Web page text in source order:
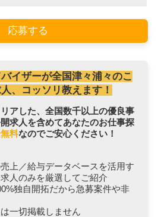
応募する
イザーが全国津々浦々のこ
、コッソリ教えます！
アした、全国数千以上の優良事
求人を含めてあなたのお仕事探
料なのでご安心ください！
上／給与データベースを活用す
人のみを厳選してご紹介
独自開拓だから急募案件や非
一切掲載しません